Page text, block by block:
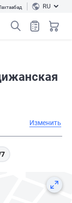
RU
Изменить